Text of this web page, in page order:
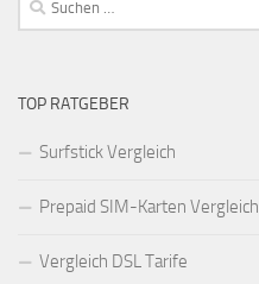
nach:
TOP RATGEBER
Surfstick Vergleich
Prepaid SIM-Karten Vergleich
Vergleich DSL Tarife